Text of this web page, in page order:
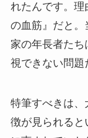
れたんです。理
の血筋』だと。
家の年長者た
視できない問題
特筆すべきは
徴が見られる